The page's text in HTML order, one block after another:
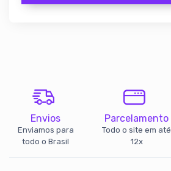
Envios
Enviamos para
todo o Brasil
Parcelamento
Todo o site em até
12x